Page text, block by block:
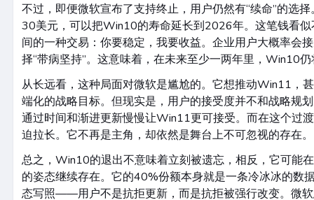
不过，即便微软宣布了支持终止，用户仍然有“续命”的选
30美元，可以把Win10的寿命延长到2026年。这笔钱看
间的一种交易：你要稳定，我要收益。企业用户大概率会
择“带病坚持”。这意味着，在未来至少一两年里，Win10
从长远看，这种局面对微软是尴尬的。它想推动Win11，
端化的战略目标。但现实是，用户的接受度并不和战略规
通过时间和渐进更新慢慢让Win11更可接受。而在这个过
迫拉长。它不再是主角，却依然是舞台上不可忽视的存在。
总之，Win10的退出不意味着立刻被遗忘，相反，它可能
的姿态继续存在。它的40%份额本身就是一条冷冰冰的数
态写照——用户不是抗拒更新，而是抗拒被强行改变。微